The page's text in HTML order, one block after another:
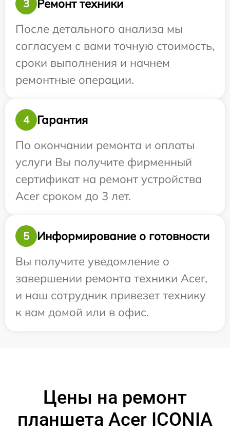
3
Ремонт техники
После детального анализа мы
согласуем с вами точную стоимость,
сроки выполнения и начнем
ремонтные операции.
4
Гарантия
По окончании ремонта и оплаты
услуги Вы получите фирменный
сертификат на ремонт устройства
Acer сроком до 3 лет.
5
Информирование о готовности
Вы получите уведомление о
завершении ремонта техники Acer,
и наш сотрудник привезет технику
к вам домой или в офис.
Цены на ремонт
планшета Acer ICONIA